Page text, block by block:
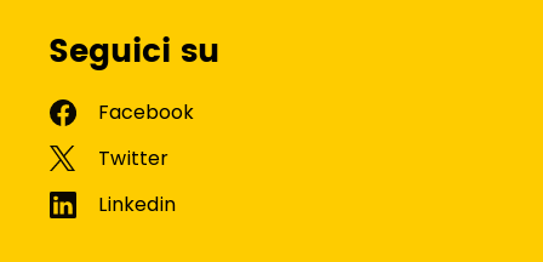
Seguici su